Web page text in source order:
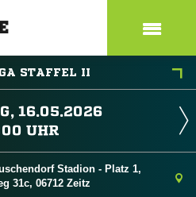
STAFFEL II


Stadion - Platz 1,
31c, 06712 Zeitz